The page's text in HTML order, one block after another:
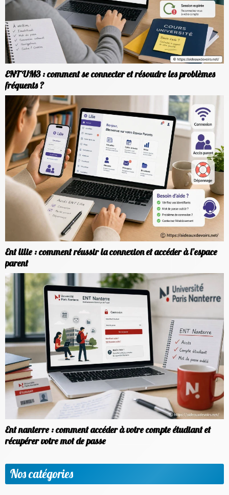
ENT UM3 : comment se connecter et résoudre les problèmes
fréquents ?
Ent lilie : comment réussir la connexion et accéder à l’espace
parent
Ent nanterre : comment accéder à votre compte étudiant et
récupérer votre mot de passe
Nos catégories